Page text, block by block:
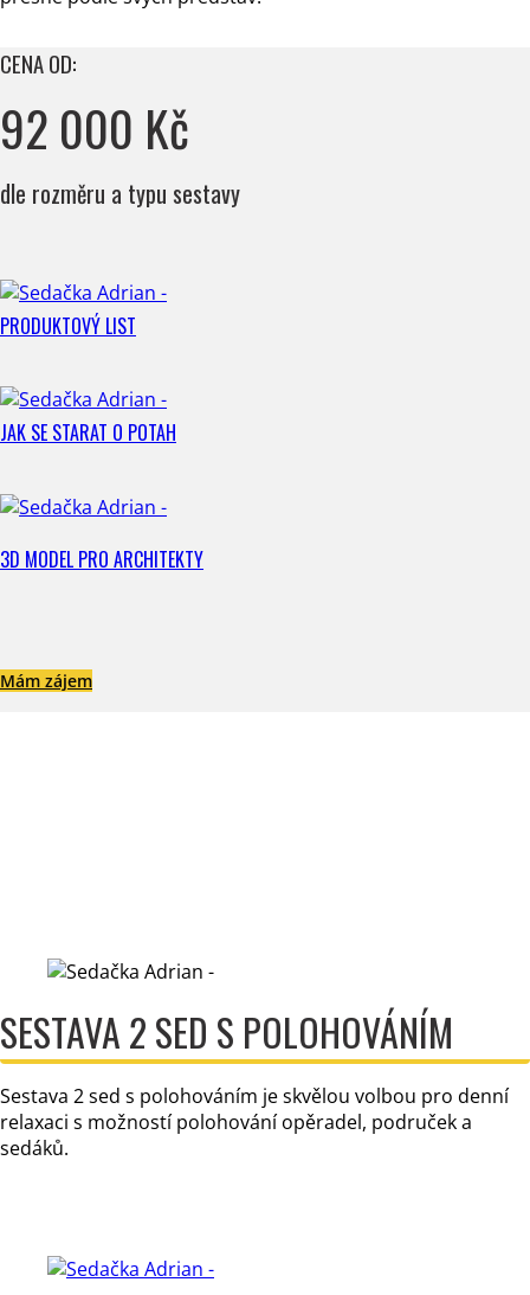
CENA OD:
92 000 Kč
dle rozměru a typu sestavy
PRODUKTOVÝ LIST
JAK SE STARAT O POTAH
3D MODEL PRO ARCHITEKTY
Mám zájem
SESTAVA 2 SED S POLOHOVÁNÍM
Sestava 2 sed s polohováním je skvělou volbou pro denní
relaxaci s možností polohování opěradel, područek a
sedáků.